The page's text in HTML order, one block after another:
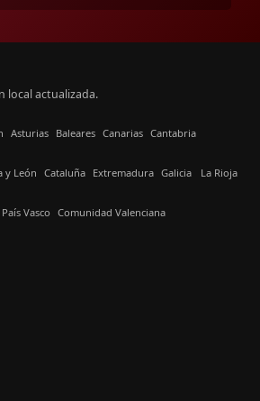
local actualizada.
Asturias Baleares Canarias Cantabria
y León Cataluña Extremadura Galicia La Rioja
País Vasco Comunidad Valenciana